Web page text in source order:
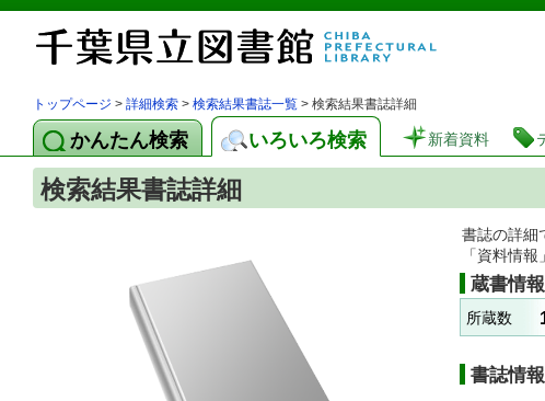
図
トップページ > 詳細検索 > 検索結果書誌一覧 > 検索結果書誌詳細
かんたん検索 いろいろ検索 新着資料
検索結果書誌詳細
書誌の詳細
「資料情
蔵書情報
所蔵数
書誌情